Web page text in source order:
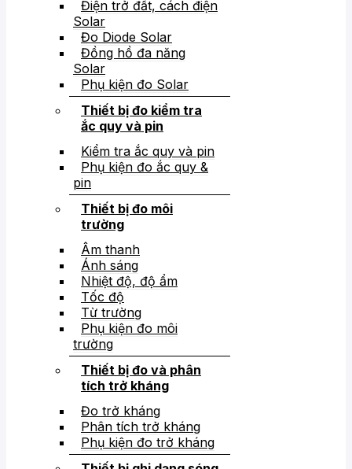
Điện trở đất, cách điện
Solar
Đo Diode Solar
Đồng hồ đa năng
Solar
Phụ kiện đo Solar
Thiết bị đo kiểm tra
ắc quy và pin
Kiểm tra ắc quy và pin
Phụ kiện đo ắc quy &
pin
Thiết bị đo môi
trường
Âm thanh
Ánh sáng
Nhiệt độ, độ ẩm
Tốc độ
Từ trường
Phụ kiện đo môi
trường
Thiết bị đo và phân
tích trở kháng
Đo trở kháng
Phân tích trở kháng
Phụ kiện đo trở kháng